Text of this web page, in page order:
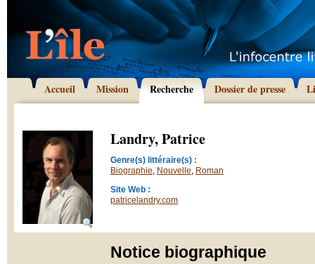
Accueil Mission Recherche Dossier de presse
Landry, Patrice
Genre(s) littéraire(s) :
Biographie, Nouvelle, Roman
Site Web :
patricelandry.com
Notice biographique